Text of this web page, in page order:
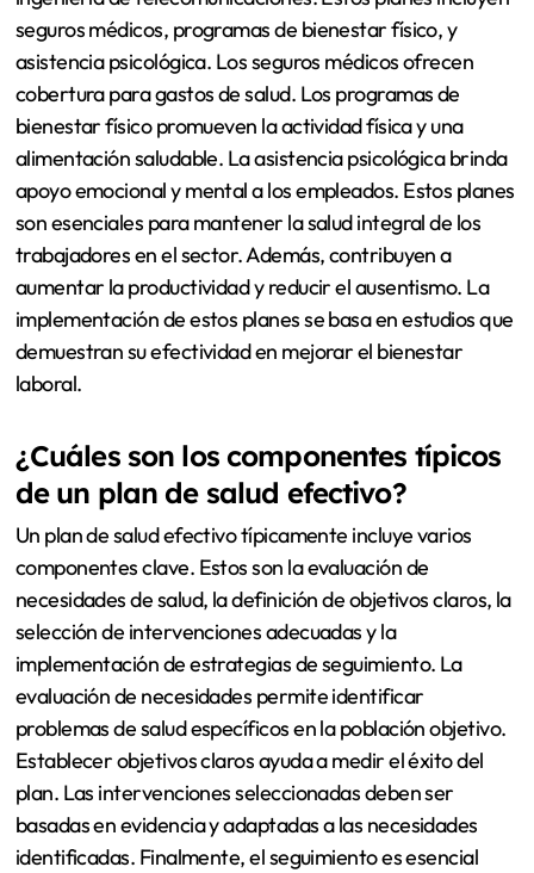
seguros médicos, programas de bienestar físico, y
asistencia psicológica. Los seguros médicos ofrecen
cobertura para gastos de salud. Los programas de
bienestar físico promueven la actividad física y una
alimentación saludable. La asistencia psicológica brinda
apoyo emocional y mental a los empleados. Estos planes
son esenciales para mantener la salud integral de los
trabajadores en el sector. Además, contribuyen a
aumentar la productividad y reducir el ausentismo. La
implementación de estos planes se basa en estudios que
demuestran su efectividad en mejorar el bienestar
laboral.
¿Cuáles son los componentes típicos
de un plan de salud efectivo?
Un plan de salud efectivo típicamente incluye varios
componentes clave. Estos son la evaluación de
necesidades de salud, la definición de objetivos claros, la
selección de intervenciones adecuadas y la
implementación de estrategias de seguimiento. La
evaluación de necesidades permite identificar
problemas de salud específicos en la población objetivo.
Establecer objetivos claros ayuda a medir el éxito del
plan. Las intervenciones seleccionadas deben ser
basadas en evidencia y adaptadas a las necesidades
identificadas. Finalmente, el seguimiento es esencial